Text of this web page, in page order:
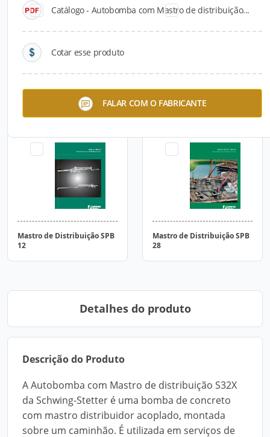
Catálogo - Autobomba com Mastro de distribuição...
Cotar esse produto
FALAR COM O FABRICANTE
Autobomba com Mastro de
distribuição S32X
distribuição S36X
Mastro de Distribuição SPB
12
Mastro de Distribuição SPB
28
Detalhes do produto
Descrição do Produto
A Autobomba com Mastro de distribuição S32X
da Schwing-Stetter é uma bomba de concreto
com mastro distribuidor acoplado, montada
sobre um caminhão. É utilizada em serviços de